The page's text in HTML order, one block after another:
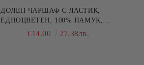
ДОЛЕН ЧАРШАФ С ЛАСТИК,
ЕДНОЦВЕТЕН, 100% ПАМУК,
РАЗЛИЧНИ РАЗМЕРИ
€14.00 27.38лв.